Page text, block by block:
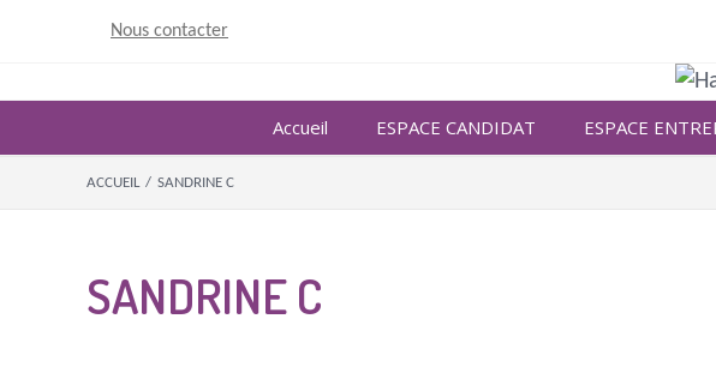
Nous contacter
Accueil ESPACE CANDIDAT ESPACE
ACCUEIL / SANDRINE C
SANDRINE C